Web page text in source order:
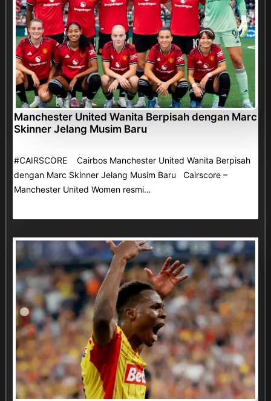
Manchester United Wanita Berpisah dengan Marc
Skinner Jelang Musim Baru
#CAIRSCORE Cairbos Manchester United Wanita Berpisah
dengan Marc Skinner Jelang Musim Baru Cairscore –
Manchester United Women resmi…